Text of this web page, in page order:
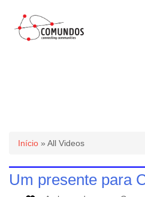
Você está aqui
Início » All Videos
Um presente para